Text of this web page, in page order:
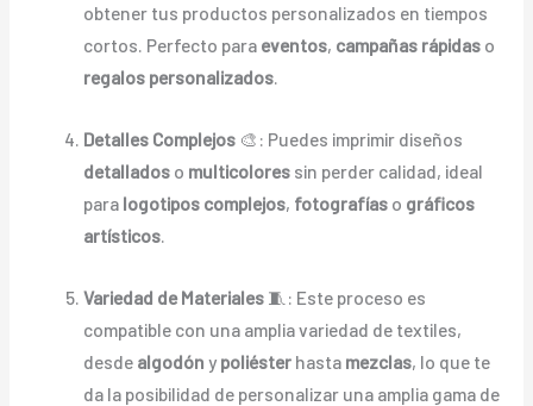
obtener tus productos personalizados en tiempos
cortos. Perfecto para eventos, campañas rápidas o
regalos personalizados.
Detalles Complejos 🎨: Puedes imprimir diseños
detallados o multicolores sin perder calidad, ideal
para logotipos complejos, fotografías o gráficos
artísticos.
Variedad de Materiales 🧵: Este proceso es
compatible con una amplia variedad de textiles,
desde algodón y poliéster hasta mezclas, lo que te
da la posibilidad de personalizar una amplia gama de